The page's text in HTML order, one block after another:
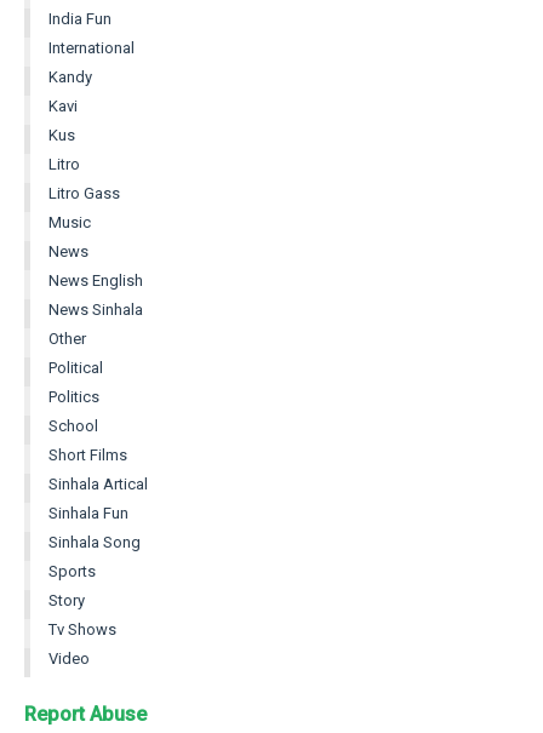
India Fun
International
Kandy
Kavi
Kus
Litro
Litro Gass
Music
News
News English
News Sinhala
Other
Political
Politics
School
Short Films
Sinhala Artical
Sinhala Fun
Sinhala Song
Sports
Story
Tv Shows
Video
Report Abuse